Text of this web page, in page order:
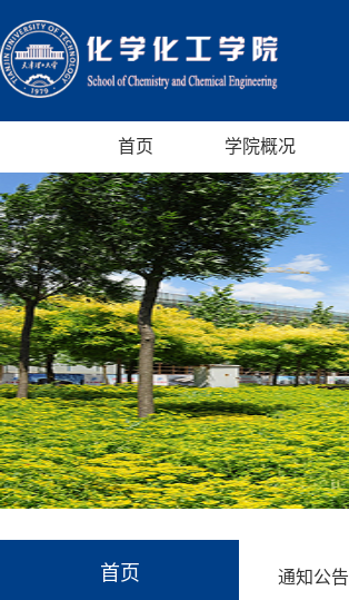
首页 学院概况
首页 通知公告